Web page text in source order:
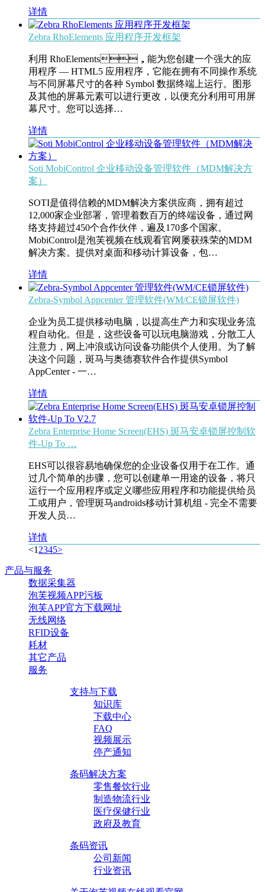
详情
Zebra RhoElements 应用程序开发框架
利用 RhoElements，能为您创建一个强大的应
用程序 — HTML5 应用程序，它能在拥有不同操作系统
与不同屏幕尺寸的各种 Symbol 数据终端上运行。图形
及其他的屏幕元素可以进行更改，以便充分利用可用屏
幕尺寸。您可以选择…
详情
Soti MobiControl 企业移动设备管理软件（MDM解决方
案）
SOTI是值得信赖的MDM解决方案供应商，拥有超过
12,000家企业部署，管理着数百万的终端设备，通过网
络支持超过450个合作伙伴，遍及170多个国家。
MobiControl是泡芙视频在线观看官网屡获殊荣的MDM
解决方案。提供对桌面和移动计算设备，包…
详情
Zebra-Symbol Appcenter 管理软件(WM/CE锁屏软件)
企业为员工提供移动电脑，以提高生产力和实现业务流
程自动化。但是，这些设备可以玩电脑游戏，分散工人
注意力，网上冲浪或访问设备功能供个人使用。为了解
决这个问题，斑马与奥德赛软件合作提供Symbol
AppCenter - 一…
详情
Zebra Enterprise Home Screen(EHS) 斑马安卓锁屏控制软
件-Up To …
EHS可以很容易地确保您的企业设备仅用于在工作。通
过几个简单的步骤，您可以创建单一用途的设备，将只
运行一个应用程序或定义哪些应用程序和功能提供给员
工或用户，管理斑马androids移动计算机组 - 完全不需要
开发人员…
详情
<1 2345>
产品与服务
数据采集器
泡芙视频APP污板
泡芙APP官方下载网址
无线网络
RFID设备
耗材
其它产品
服务
支持与下载
知识库
下载中心
FAQ
视频展示
停产通知
条码解决方案
零售餐饮行业
制造物流行业
医疗保健行业
政府及教育
条码资讯
公司新闻
行业资讯